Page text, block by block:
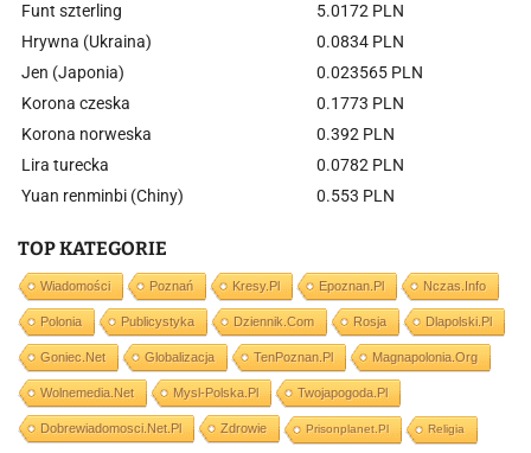
Funt szterling
5.0172 PLN
Hrywna (Ukraina)
0.0834 PLN
Jen (Japonia)
0.023565 PLN
Korona czeska
0.1773 PLN
Korona norweska
0.392 PLN
Lira turecka
0.0782 PLN
Yuan renminbi (Chiny)
0.553 PLN
TOP KATEGORIE
Wiadomości Poznań Kresy.pl Epoznan.pl Nczas.info
Polonia Publicystyka Dziennik.com Rosja Dlapolski.pl
Goniec.net Globalizacja TenPoznan.pl Magnapolonia.org
Wolnemedia.net Mysl-Polska.pl Twojapogoda.pl
Dobrewiadomosci.net.pl Zdrowie Prisonplanet.pl Religia